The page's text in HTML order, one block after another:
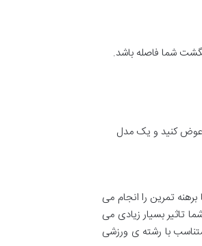
شما فاصله باشد.
عوض کنید و یک مدل
تمرین را انجام می
تاثیر بسیار زیادی می
با رشته ی ورزشی